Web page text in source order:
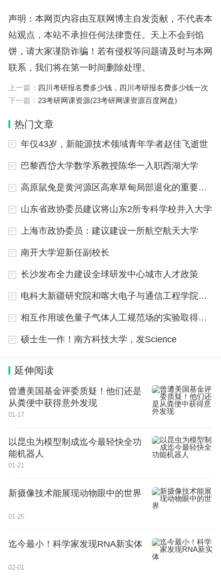
些知识将帮助你深入理解和处理心理数据，进行精确
的研究分析。
3. 神经科学
了解神经元的结构和功能，对思维、情绪等的形成和
控制有重要作用。神经科学还包括神经心理学，帮助
解释行为与神经系统之间的联系。
4. 实验心理学
实验心理学主要关注人类行为的控制和变异，以及测
试和证实心理理论。学生需要掌握实验设计、伦理
学、方法学以及数据分析等方面的知识。
5. 应用心理学
应用心理学是将心理学理论应用于实际问题的分支学
科， 如临床心理学、教育心理学等。考生需要了解
了解人类行为和心理活动的机制，并为日后的实践工
关于心理学考研需要考哪些科目，以上就是我在考研
之路上总结出的一点经验和心得，希望能对准备考研
的学弟学妹们有所帮助。希望大家都能顺利上岸!
发布于：河南省 声明：该文观点仅代表作者本人，
搜狐号系信息发布平台，搜狐仅提供信息存储空间服
应用心理考研科目()
声明：本网页内容由互联网博主自发贡献，不代表本
站观点，本站不承担任何法律责任。天上不会到馅
饼，请大家谨防诈骗！若有侵权等问题请及时与本网
联系，我们将在第一时间删除处理。
上一篇： 四川考研报名费多少钱，四川考研报名费多少钱一次
下一篇： 23考研网课资源(23考研网课资源百度网盘)
热门文章
年仅43岁，新能源技术领域青年学者赵佳飞逝世
巴黎西岱大学数学系教授陈华一入职西湖大学
高原鼠兔是黄河源区高寒草甸局部退化的重要影响因素
山东省政协委员建议将山东2所专科学校并入大学
上海市政协委员：建议建设一所航空航天大学
南开大学迎新任副校长
长沙发布全力建设全球研发中心城市人才政策
电科大新疆研究院和喀大电子与通信工程学院揭牌筹建
相互作用玻色量子气体人工规范场的实验取得进展
硕士生一作！南方科技大学，发Science
延伸阅读
曾遭美国基金评委质疑！他们还是
从粪便中获得意外发现
01-17
以昆虫为模型制成迄今最轻快全功
能机器人
01-21
新摄像技术能展现动物眼中的世界
01-25
迄今最小！科学家发现RNA新实体
02-01